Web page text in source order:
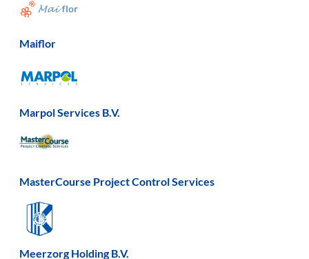
Maiflor
Marpol Services B.V.
MasterCourse Project Control Services
Meerzorg Holding B.V.